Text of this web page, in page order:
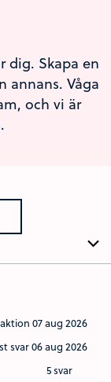
dig. Skapa en
annans. Våga
och vi är
07 aug 2026
svar06 aug 2026
5 svar